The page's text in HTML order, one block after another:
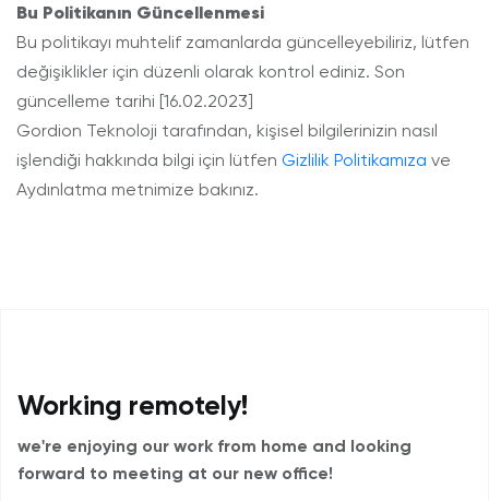
Bu Politikanın Güncellenmesi
Bu politikayı muhtelif zamanlarda güncelleyebiliriz, lütfen
değişiklikler için düzenli olarak kontrol ediniz. Son
güncelleme tarihi [16.02.2023]
Gordion Teknoloji tarafından, kişisel bilgilerinizin nasıl
işlendiği hakkında bilgi için lütfen Gizlilik Politikamıza ve
Aydınlatma metnimize bakınız.
Working remotely!
we're enjoying our work from home and looking
forward to meeting at our new office!